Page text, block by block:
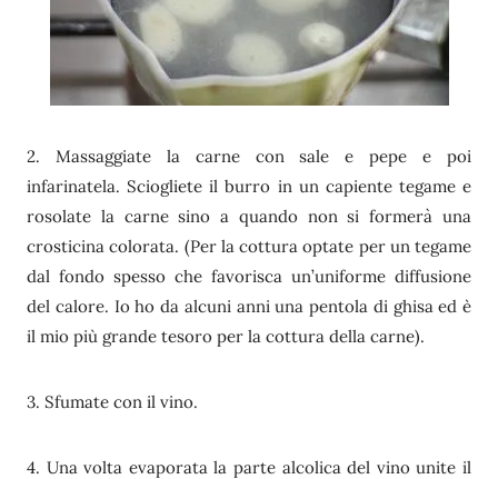
2. Massaggiate la carne con sale e pepe e poi
infarinatela. Sciogliete il burro in un capiente tegame e
rosolate la carne sino a quando non si formerà una
crosticina colorata. (Per la cottura optate per un tegame
dal fondo spesso che favorisca un’uniforme diffusione
del calore. Io ho da alcuni anni una pentola di ghisa ed è
il mio più grande tesoro per la cottura della carne).
3. Sfumate con il vino.
4. Una volta evaporata la parte alcolica del vino unite il